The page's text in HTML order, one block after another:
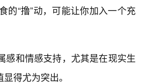
的“撸”动，可能让你加入一个充
感和情感支持，尤其是在现实生
得尤为突出。